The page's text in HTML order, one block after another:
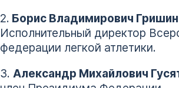
2. Борис Владимирович Гришин
Исполнительный директор
федерации легкой атлетики.
3. Александр Михайлович